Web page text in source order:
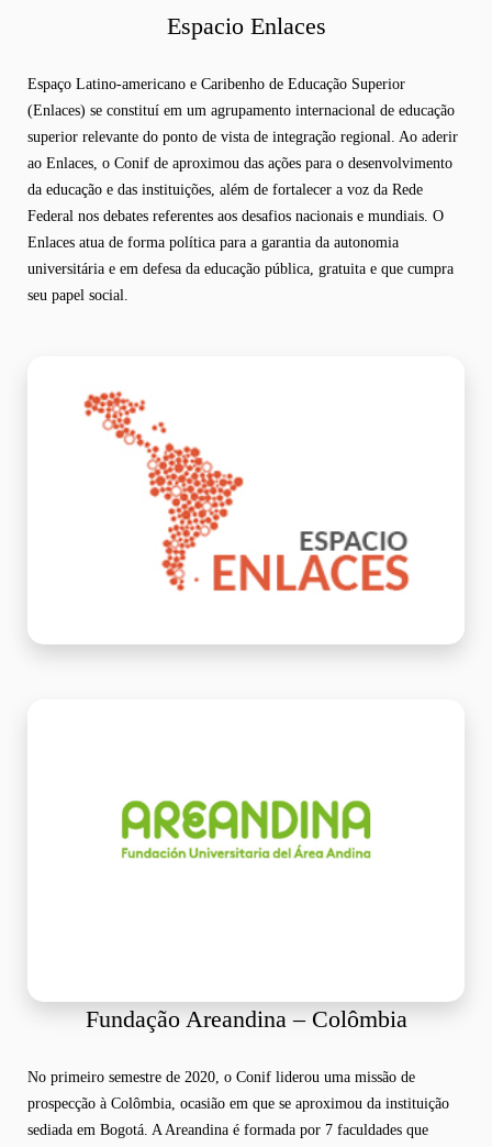
Espacio Enlaces
Espaço Latino-americano e Caribenho de Educação Superior
(Enlaces) se constituí em um agrupamento internacional de educação
superior relevante do ponto de vista de integração regional. Ao aderir
ao Enlaces, o Conif de aproximou das ações para o desenvolvimento
da educação e das instituições, além de fortalecer a voz da Rede
Federal nos debates referentes aos desafios nacionais e mundiais. O
Enlaces atua de forma política para a garantia da autonomia
universitária e em defesa da educação pública, gratuita e que cumpra
seu papel social.
Fundação Areandina – Colômbia
No primeiro semestre de 2020, o Conif liderou uma missão de
prospecção à Colômbia, ocasião em que se aproximou da instituição
sediada em Bogotá. A Areandina é formada por 7 faculdades que